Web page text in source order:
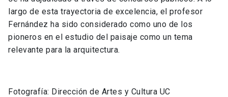
largo de esta trayectoria de excelencia, el profesor
Fernández ha sido considerado como uno de los
pioneros en el estudio del paisaje como un tema
relevante para la arquitectura.
Fotografía: Dirección de Artes y Cultura UC